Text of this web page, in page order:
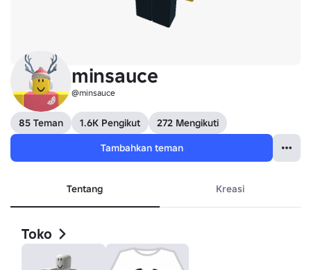
minsauce
@minsauce
85 Teman 1.6K Pengikut
272 Mengikuti
Tambahkan teman
Tentang Kreasi
Toko